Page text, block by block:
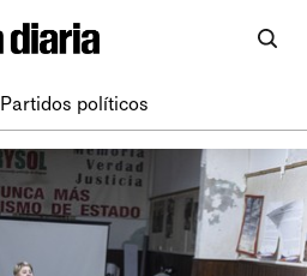
Partidos políticos